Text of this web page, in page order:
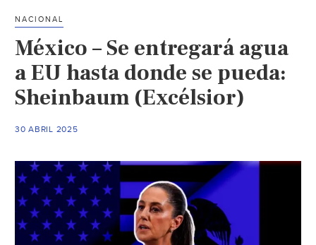
de
agua
con
EU
debe
desde
cambio
climático
(Proceso)
NACIONAL
México – Se entregará agua
a EU hasta donde se pueda:
Sheinbaum (Excélsior)
30 ABRIL 2025